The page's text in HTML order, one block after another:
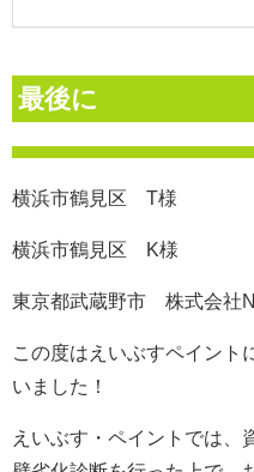
最後に
横浜市鶴見区 T様
横浜市鶴見区 K様
東京都武蔵野市 株式会社
この度はえいぶすペイント
いました！
えいぶす・ペイントでは、